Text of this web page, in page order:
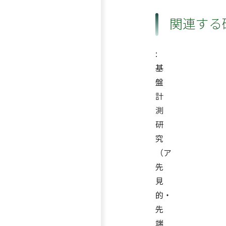
関連す
:
基
盤
計
測
研
究
（ア
先
見
的・
先
端